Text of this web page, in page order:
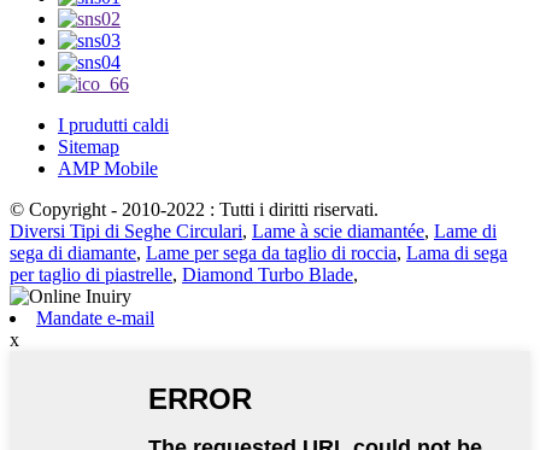
I prudutti caldi
Sitemap
AMP Mobile
© Copyright - 2010-2022 : Tutti i diritti riservati.
Diversi Tipi di Seghe Circulari, Lame à scie diamantée, Lame di
sega di diamante, Lame per sega da taglio di roccia, Lama di sega
per taglio di piastrelle, Diamond Turbo Blade,
Mandate e-mail
x